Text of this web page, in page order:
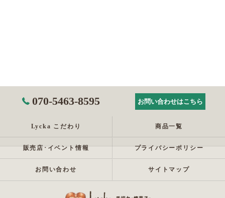
070-5463-8595 お問い合わせはこちら
Lycka こだわり 商品一覧
販売店･イベント情報 プライバシーポリシー
お問い合わせ サイトマップ